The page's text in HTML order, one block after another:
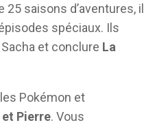
25 saisons d’aventures, il
spéciaux. Ils
et conclure La
Pokémon et
et Pierre. Vous